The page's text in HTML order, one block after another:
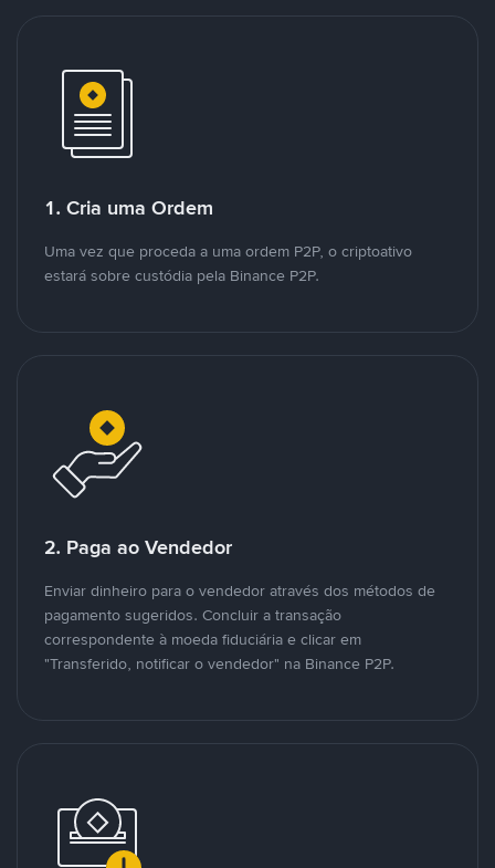
1. Cria uma Ordem
Uma vez que proceda a uma ordem P2P, o criptoativo
estará sobre custódia pela Binance P2P.
2. Paga ao Vendedor
Enviar dinheiro para o vendedor através dos métodos de
pagamento sugeridos. Concluir a transação
correspondente à moeda fiduciária e clicar em
"Transferido, notificar o vendedor" na Binance P2P.